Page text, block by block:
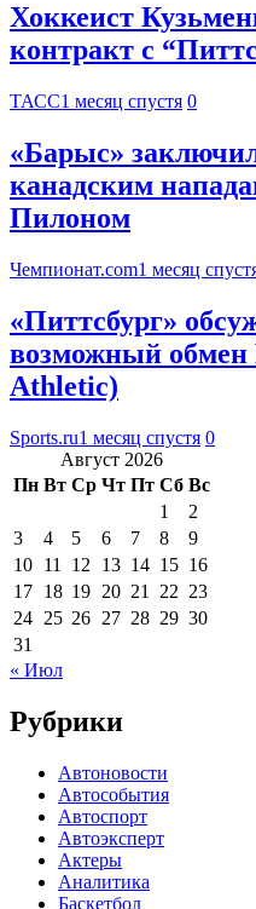
Хоккеист
контракт с
ТАСС1 месяц спустя 0
«Барыс»
канадским
Пилоном
Чемпионат.com1 месяц
«Питтсбург»
возможный обмен
Athletic)
Sports.ru1 месяц спустя 0
Август 2026
Пн Вт Ср Чт Пт Сб Вс
1
2
3
4 5 6 7 8
9
10 11 12 13 14 15 16
17 18 19 20 21 22 23
24 25 26 27 28 29 30
31
« Июл
Рубрики
Автоновости
Автособытия
Автоспорт
Автоэксперт
Актеры
Аналитика
Баскетбол